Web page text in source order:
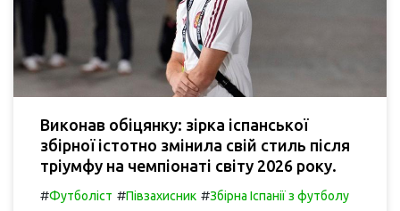
Виконав обіцянку: зірка іспанської
збірної істотно змінила свій стиль після
тріумфу на чемпіонаті світу 2026 року.
#Футболіст #Півзахисник #Збірна Іспанії з футболу